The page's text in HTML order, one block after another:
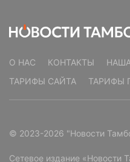
О НАС КОНТАКТЫ
ТАРИФЫ САЙТА
ТАРИФЫ
© 2023-2026 "Новости
Сетевое издание «Новости